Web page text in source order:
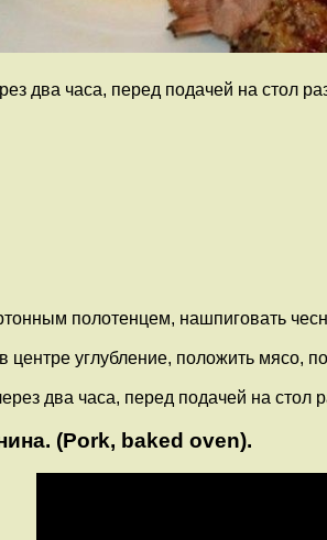
два часа, перед подачей на стол
полотенцем, нашпиговать
углубление, положить мясо,
два часа, перед подачей на стол
(Pork, baked oven).